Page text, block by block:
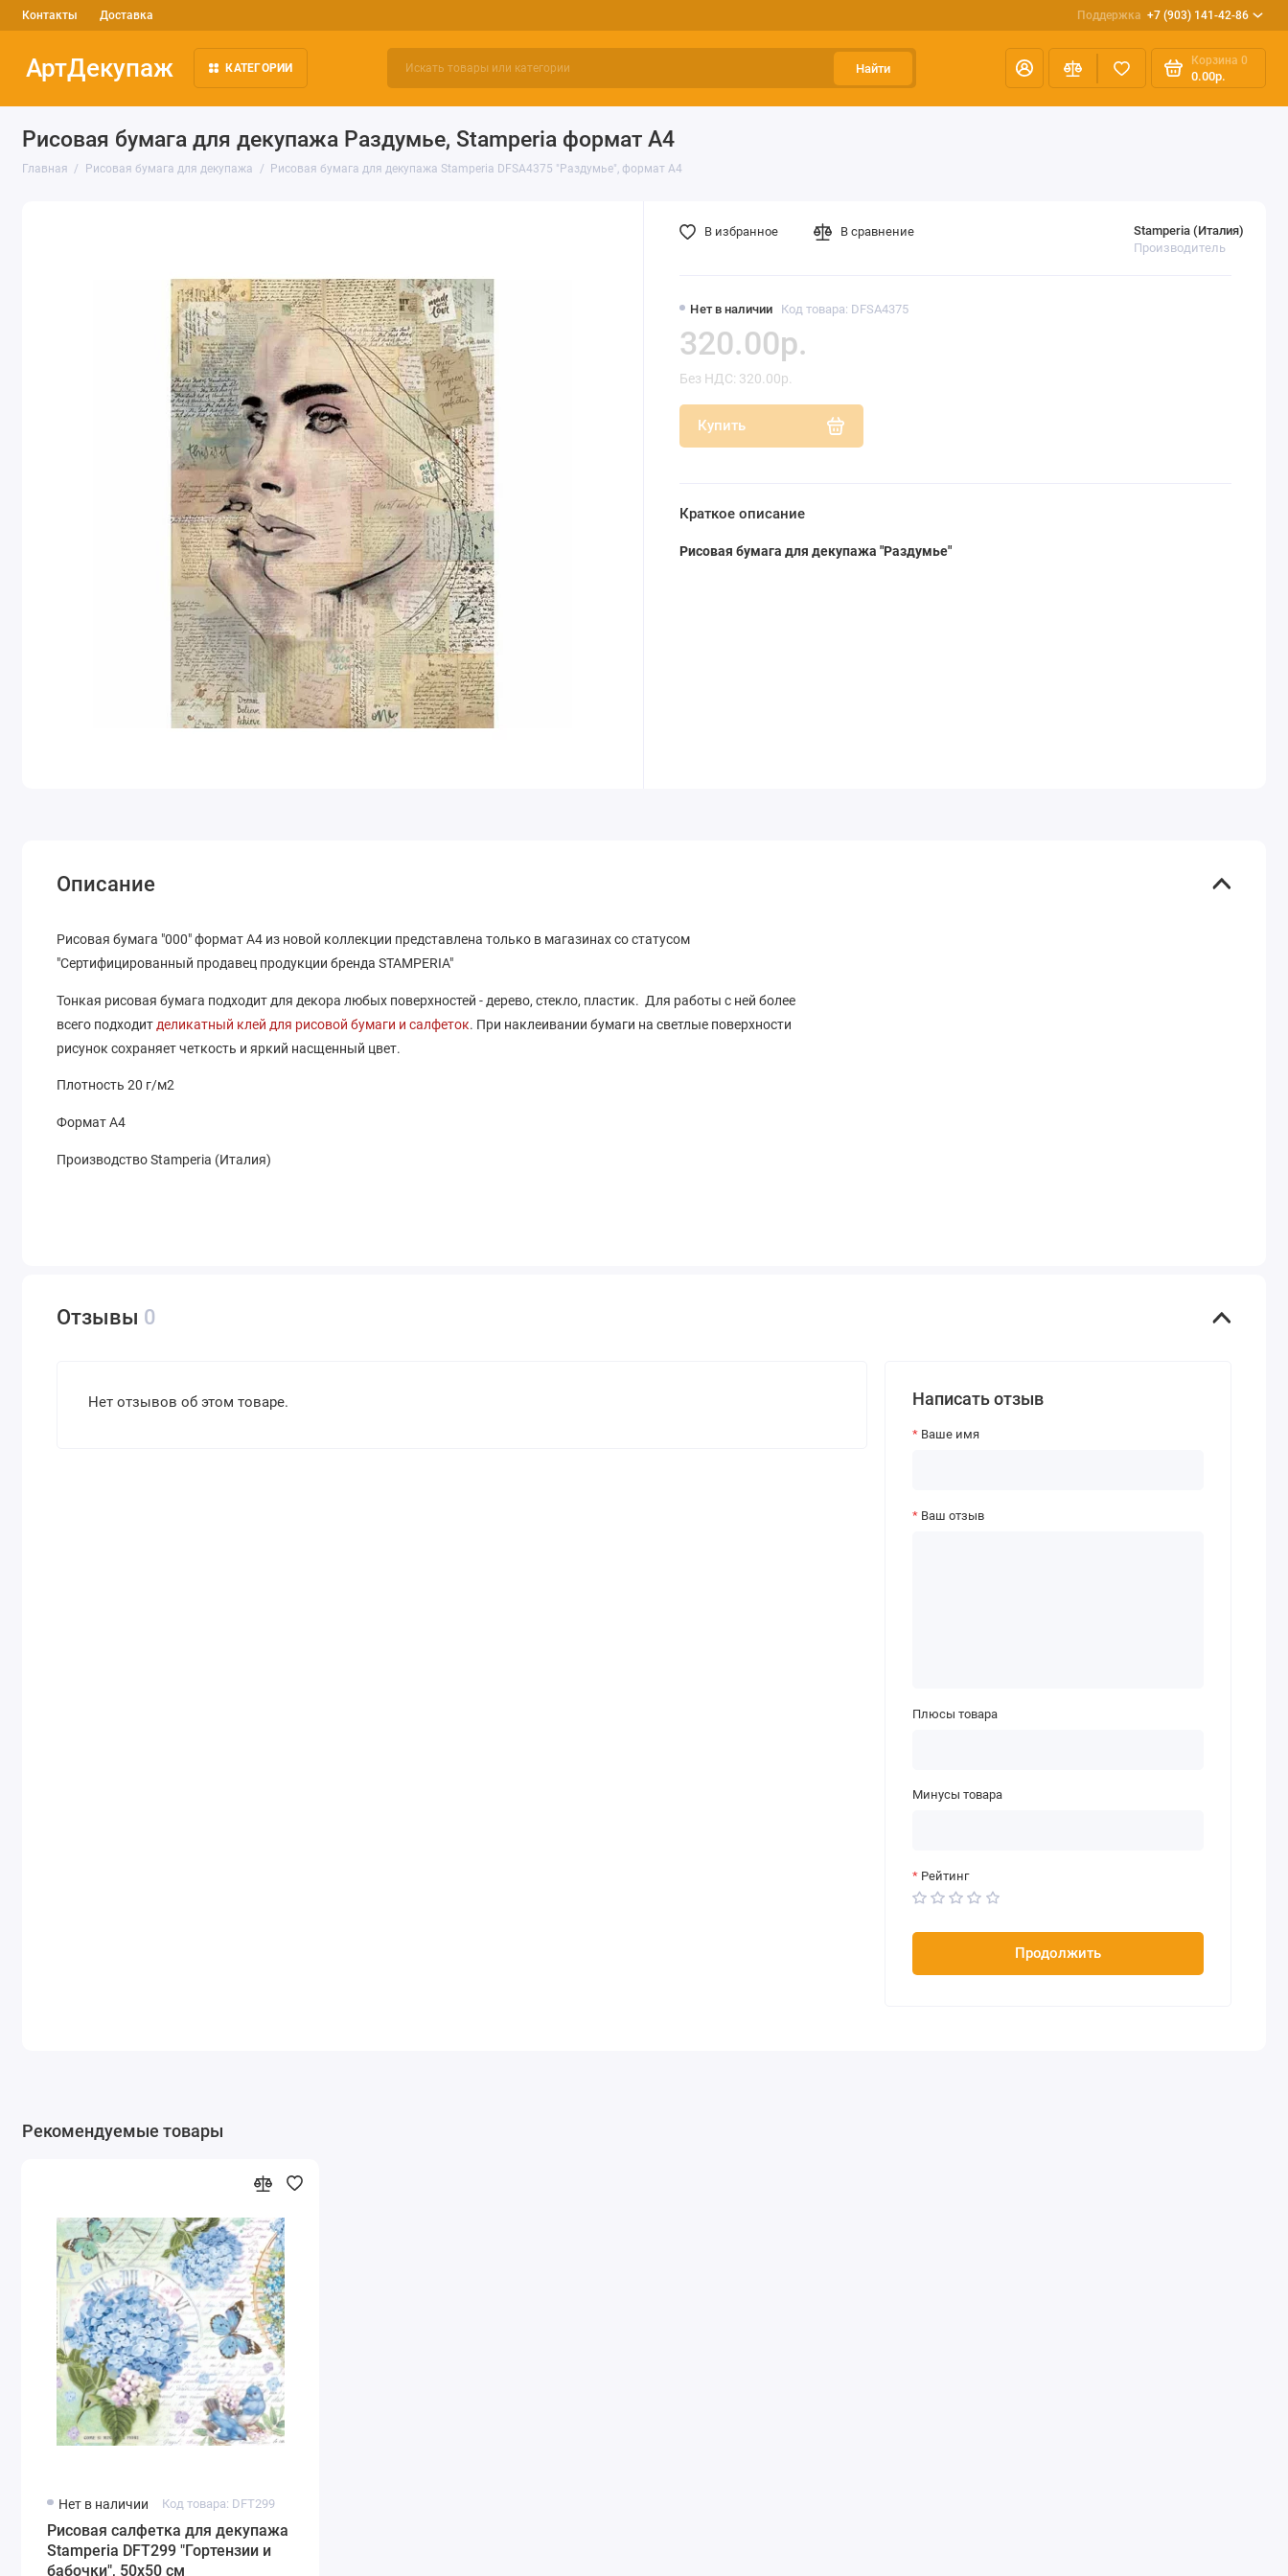
Контакты Доставка Поддержка +7 (903) 141-42-86
АртДекупаж КАТЕГОРИИ Найти
Корзина 0
0.00р.
Рисовая бумага для декупажа Раздумье, Stamperia формат А4
Главная Рисовая бумага для декупажа Рисовая бумага для декупажа Stamperia DFSA4375 "Раздумье", формат А4
Нет в наличии Код товара: DFSA4375
Stamperia (Италия)
Производитель
320.00р.
Без НДС: 320.00р.
Купить
В избранное В сравнение
Краткое описание
Рисовая бумага для декупажа "Раздумье"
Описание
Рисовая бумага "000" формат А4 из новой коллекции представлена только в магазинах со статусом
"Сертифицированный продавец продукции бренда STAMPERIA"
Тонкая рисовая бумага подходит для декора любых поверхностей - дерево, стекло, пластик. Для работы с ней более
всего подходит деликатный клей для рисовой бумаги и салфеток. При наклеивании бумаги на светлые поверхности
рисунок сохраняет четкость и яркий насщенный цвет.
Плотность 20 г/м2
Формат А4
Производство Stamperia (Италия)
Отзывы 0
Нет отзывов об этом товаре. Написать отзыв
Ваше имя
Ваш отзыв
Плюсы товара
Минусы товара
Рейтинг
Продолжить
Рекомендуемые товары
Нет в наличии Код товара: DFT299
Рисовая салфетка для декупажа
Stamperia DFT299 "Гортензии и
бабочки", 50х50 см